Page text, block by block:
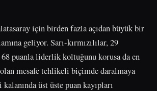
için birden fazla açıdan büyük bir
geliyor. Sarı-kırmızılılar, 29
68 puanla liderlik koltuğunu korusa da en
mesafe tehlikeli biçimde daralmaya
üst üste puan kayıpları